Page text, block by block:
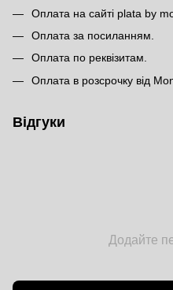
Оплата на сайті plata by
Оплата за посиланням.
Оплата по реквізитам.
Оплата в розсрочку від
Відгуки
Додайте